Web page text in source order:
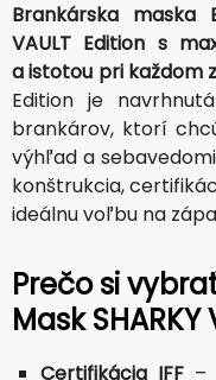
Brankárska maska
VAULT Edition s
a istotou pri každom
Edition je
brankárov, ktorí
výhľad a
konštrukcia,
ideálnu voľbu na
Prečo si
Mask SHARKY
Certifikácia IFF –